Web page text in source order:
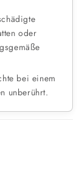
oder
bei einem
unberührt.